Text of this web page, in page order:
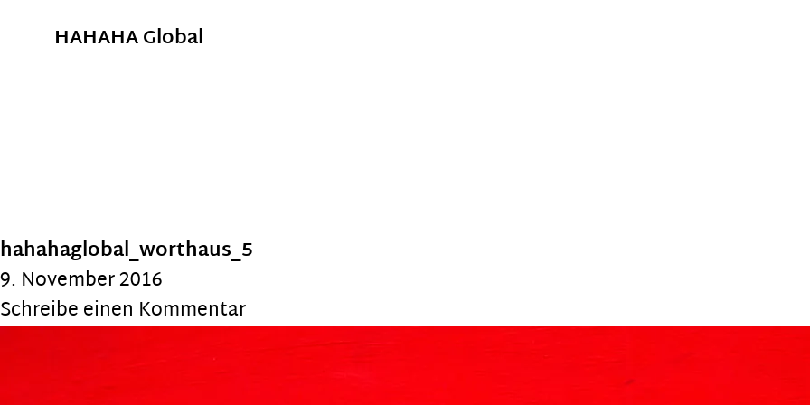
HAHAHA Global
hahahaglobal_worthaus_5
9. November 2016
Schreibe einen Kommentar